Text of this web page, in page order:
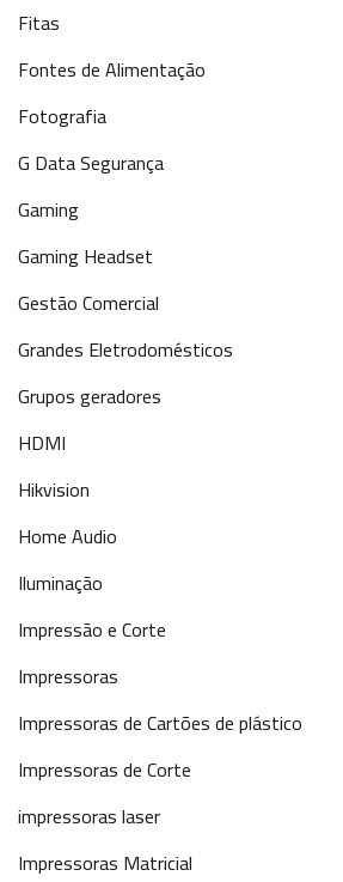
Fitas
Fontes de Alimentação
Fotografia
G Data Segurança
Gaming
Gaming Headset
Gestão Comercial
Grandes Eletrodomésticos
Grupos geradores
HDMI
Hikvision
Home Audio
Iluminação
Impressão e Corte
Impressoras
Impressoras de Cartões de plástico
Impressoras de Corte
impressoras laser
Impressoras Matricial